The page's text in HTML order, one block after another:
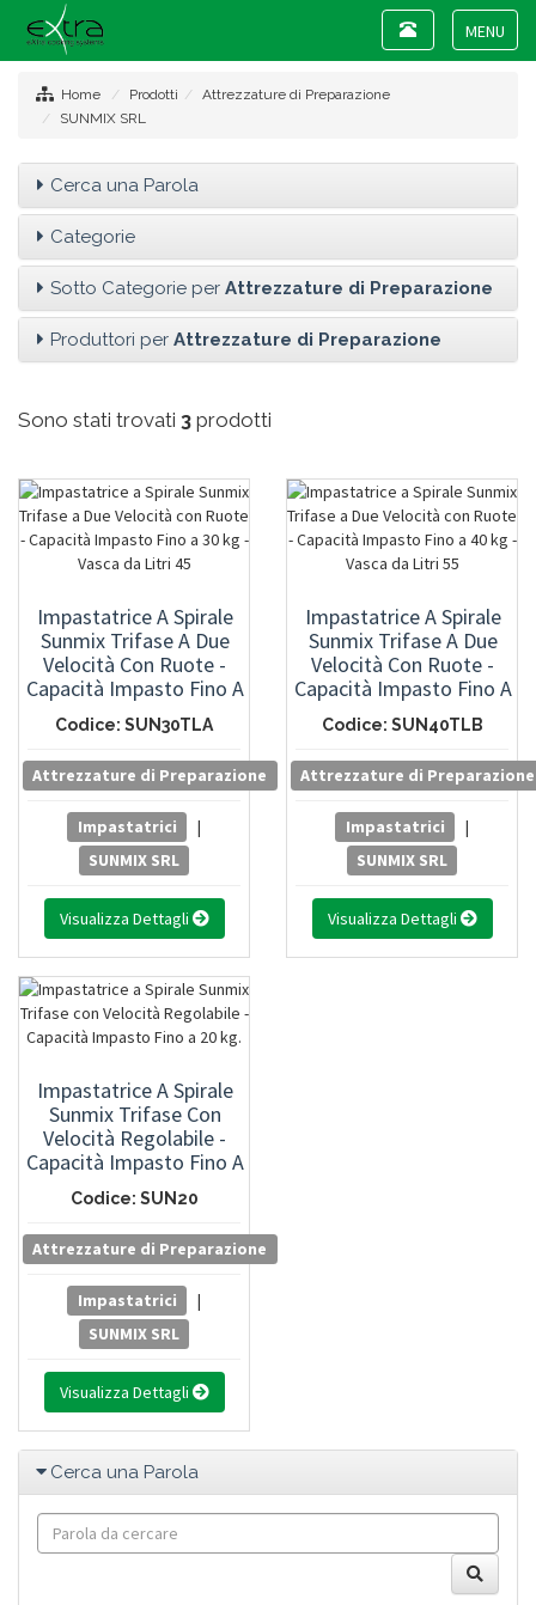
Toggle
Toggle
navigation
Home Prodotti
Attrezzature di Preparazione
SUNMIX SRL
Cerca una Parola
Categorie
Sotto Categorie per Attrezzature di Preparazione
Produttori per Attrezzature di Preparazione
Sono stati trovati 3 prodotti
Impastatrice A Spirale
Sunmix Trifase A Due
Velocità Con Ruote -
Capacità Impasto Fino A
30 Kg - Vasca Da Litri 45
Codice: SUN30TLA
Attrezzature di Preparazione
Impastatrici
|
SUNMIX SRL
Visualizza Dettagli
Impastatrice A Spirale
Sunmix Trifase A Due
Velocità Con Ruote -
Capacità Impasto Fino A
40 Kg - Vasca Da Litri 55
Codice: SUN40TLB
Attrezzature di Preparazione
Impastatrici
|
SUNMIX SRL
Visualizza Dettagli
Impastatrice A Spirale
Sunmix Trifase Con
Velocità Regolabile -
Capacità Impasto Fino A
20 Kg.
Codice: SUN20
Attrezzature di Preparazione
Impastatrici
|
SUNMIX SRL
Visualizza Dettagli
Cerca una Parola